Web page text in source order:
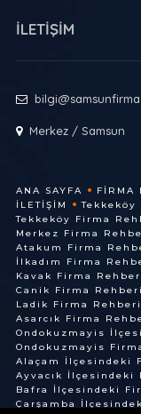
İLETİŞİM
Merkez / Samsun
ANA SAYFA FIRMA
İLETIŞIM
Tekkeköy Firma
Merkez Firma
Atakum Firma
İlkadım Firma
Kavak Firma
Canik Firma Rehberi
Ladik Firma Rehberi
Asarcık Firma
Ondokuzmayis
Ondokuzmayis
Alaçam İlçesindeki
Ayvacık İlçesindeki
Bafra İlçesindeki
Çarşamba